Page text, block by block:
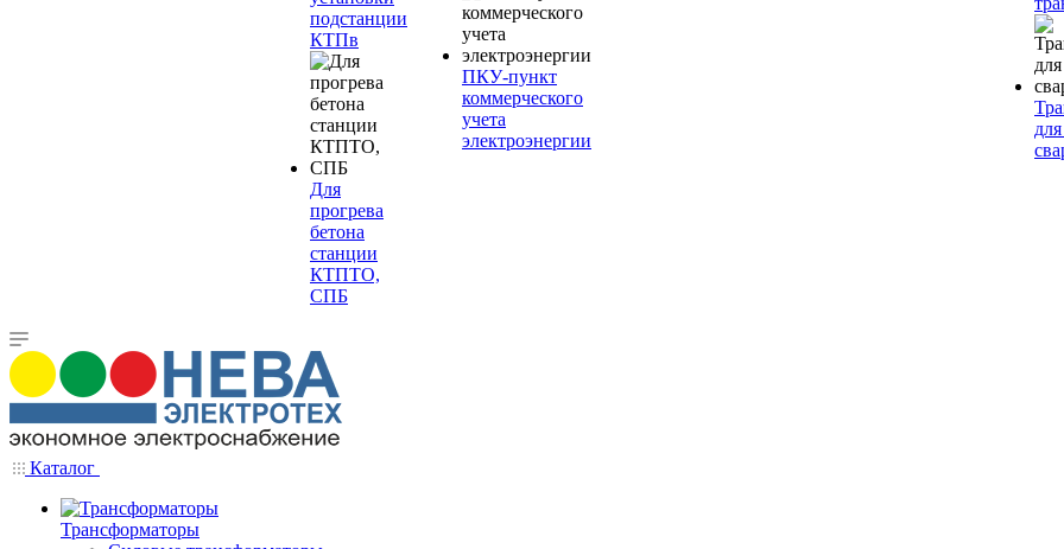
подстанции
КТПв
Для
прогрева
бетона
станции
КТПТО,
СПБ
ПКУ-пункт
коммерческого
учета
электроэнергии
Каталог
Трансформаторы